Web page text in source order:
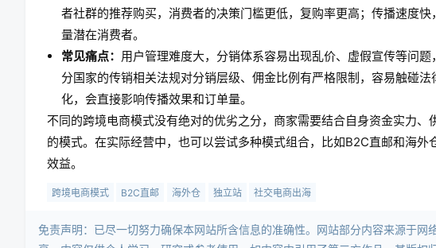
者社群的推荐购买，消费者的决策门槛更低，复购率更高；传播速度
量潜在消费者。
常见痛点： 用户管理难度大，分销体系容易出现乱价、虚假宣传等问
分国家的传销相关法规对分销层级、佣金比例有严格限制，容易触碰
化，会直接影响传播效果和订单量。
不同的跨境电商模式没有绝对的优劣之分，商家需要结合自身资金实力
的模式。在实际经营中，也可以尝试多种模式组合，比如B2C直邮和海
效益。
跨境电商模式 B2C直邮 海外仓 独立站 社交电商出海
免责声明：已尽一切努力确保本网站所含信息的准确性。网站部分内容来源于